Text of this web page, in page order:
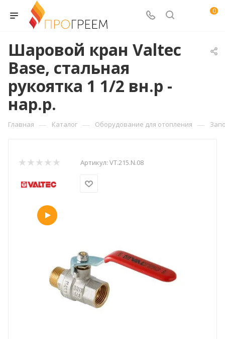
0
Шаровой кран Valtec
Base, стальная
рукоятка 1 1/2 вн.р -
нар.р.
Главная — Каталог — Оборудование для отопления —
Артикул: VT.215.N.08